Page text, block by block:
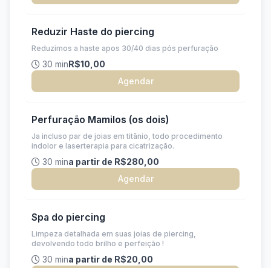
Reduzir Haste do piercing
Reduzimos a haste apos 30/40 dias pós perfuração
30 minR$10,00
Agendar
Perfuração Mamilos (os dois)
Ja incluso par de joias em titânio, todo procedimento
indolor e laserterapia para cicatrização.
30 mina partir de R$280,00
Agendar
Spa do piercing
Limpeza detalhada em suas joias de piercing,
devolvendo todo brilho e perfeição !
30 mina partir de R$20,00